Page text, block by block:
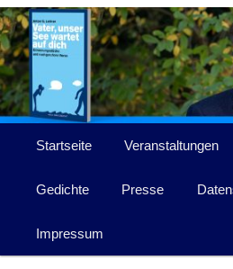
Startseite Veranstaltungen
Gedichte Presse
Impressum